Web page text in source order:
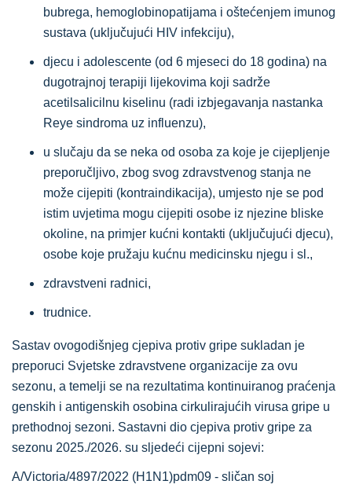
bubrega, hemoglobinopatijama i oštećenjem imunog
sustava (uključujući HIV infekciju),
djecu i adolescente (od 6 mjeseci do 18 godina) na
dugotrajnoj terapiji lijekovima koji sadrže
acetilsalicilnu kiselinu (radi izbjegavanja nastanka
Reye sindroma uz influenzu),
u slučaju da se neka od osoba za koje je cijepljenje
preporučljivo, zbog svog zdravstvenog stanja ne
može cijepiti (kontraindikacija), umjesto nje se pod
istim uvjetima mogu cijepiti osobe iz njezine bliske
okoline, na primjer kućni kontakti (uključujući djecu),
osobe koje pružaju kućnu medicinsku njegu i sl.,
zdravstveni radnici,
trudnice.
Sastav ovogodišnjeg cjepiva protiv gripe sukladan je
preporuci Svjetske zdravstvene organizacije za ovu
sezonu, a temelji se na rezultatima kontinuiranog praćenja
genskih i antigenskih osobina cirkulirajućih virusa gripe u
prethodnoj sezoni. Sastavni dio cjepiva protiv gripe za
sezonu 2025./2026. su sljedeći cijepni sojevi:
A/Victoria/4897/2022 (H1N1)pdm09 - sličan soj